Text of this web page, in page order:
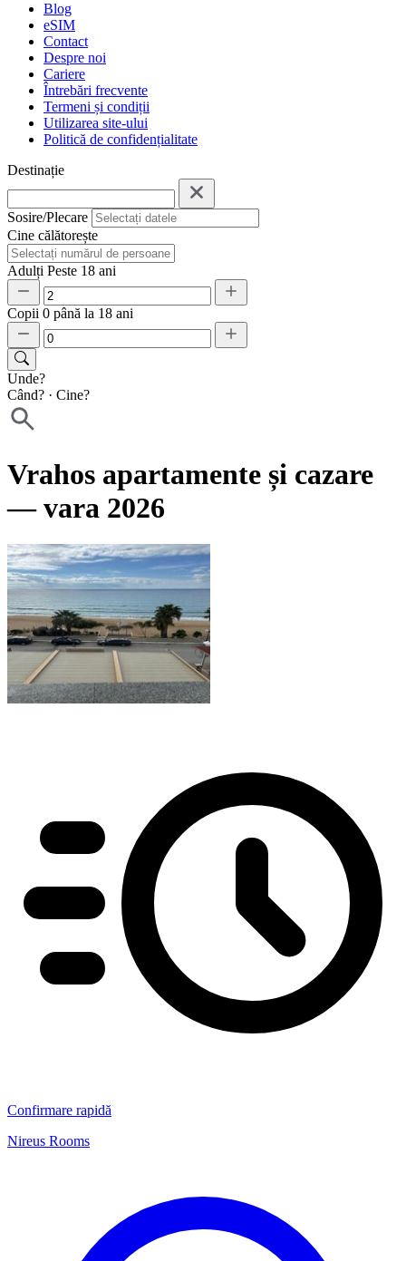
Blog
eSIM
Contact
Despre noi
Cariere
Întrebări frecvente
Termeni și condiții
Utilizarea site-ului
Politică de confidențialitate
Destinație
Sosire/Plecare
Cine călătorește
Adulți Peste 18 ani
Copii 0 până la 18 ani
Unde?
Când? · Cine?
Vrahos apartamente și cazare
— vara 2026
Confirmare rapidă
Nireus Rooms